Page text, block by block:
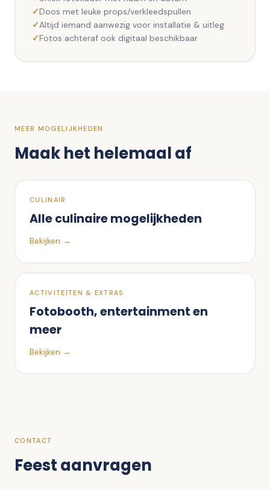
Doos met leuke props/verkleedspullen
Altijd iemand aanwezig voor installatie & uitleg
Fotos achteraf ook digitaal beschikbaar
MEER MOGELIJKHEDEN
Maak het helemaal af
CULINAIR
Alle culinaire mogelijkheden
Bekijken →
ACTIVITEITEN & EXTRAS
Fotobooth, entertainment en
meer
Bekijken →
CONTACT
Feest aanvragen